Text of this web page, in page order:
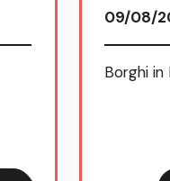
09/08/
Borghi